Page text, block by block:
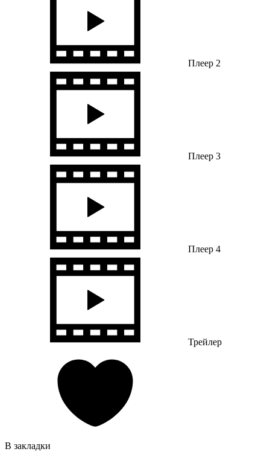
Плеер 2
Плеер 3
Плеер 4
Трейлер
В закладки